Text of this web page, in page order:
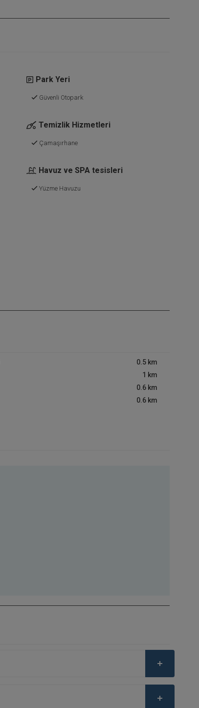
Park Yeri
Güvenli Otopark
Temizlik Hizmetleri
Çamaşırhane
Havuz ve SPA tesisleri
Yüzme Havuzu
0.5 km
1 km
0.6 km
0.6 km